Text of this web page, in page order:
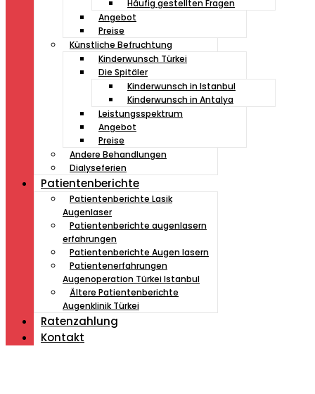
Häufig gestellten Fragen
Angebot
Preise
Künstliche Befruchtung
Kinderwunsch Türkei
Die Spitäler
Kinderwunsch in Istanbul
Kinderwunsch in Antalya
Leistungsspektrum
Angebot
Preise
Andere Behandlungen
Dialyseferien
Patientenberichte
Patientenberichte Lasik
Augenlaser
Patientenberichte augenlasern
erfahrungen
Patientenberichte Augen lasern
Patientenerfahrungen
Augenoperation Türkei Istanbul
Ältere Patientenberichte
Augenklinik Türkei
Ratenzahlung
Kontakt